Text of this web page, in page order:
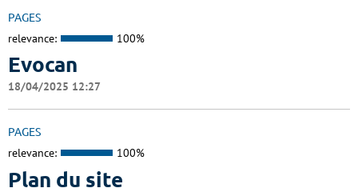
PAGES
relevance: 100%
Evocan
18/04/2025 12:27
PAGES
relevance: 100%
Plan du site